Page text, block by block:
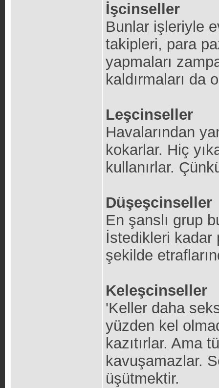
İşcinseller
Bunlar işleriyle
takipleri, para
yapmaları
kaldırmaları da
Leşcinseller
Havalarından
kokarlar. Hiç
kullanırlar.
Düşeşcinseller
En şanslı grup
İstedikleri kadar
şekilde
Keleşcinseller
'Keller daha
yüzden kel
kazıtırlar. Ama
kavuşamazlar.
üşütmektir.